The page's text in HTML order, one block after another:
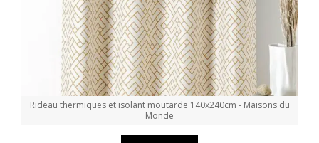
Rideau thermiques et isolant moutarde 140x240cm - Maisons du
Monde